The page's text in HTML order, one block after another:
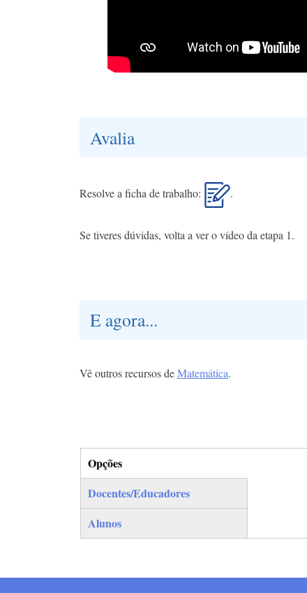
Avalia
Resolve a ficha de trabalho: .
Se tiveres dúvidas, volta a ver o vídeo da etapa 1.
E agora...
Vê outros recursos deMatemática.
Opções
(separador ativo)
Docentes/Educadores
Alunos